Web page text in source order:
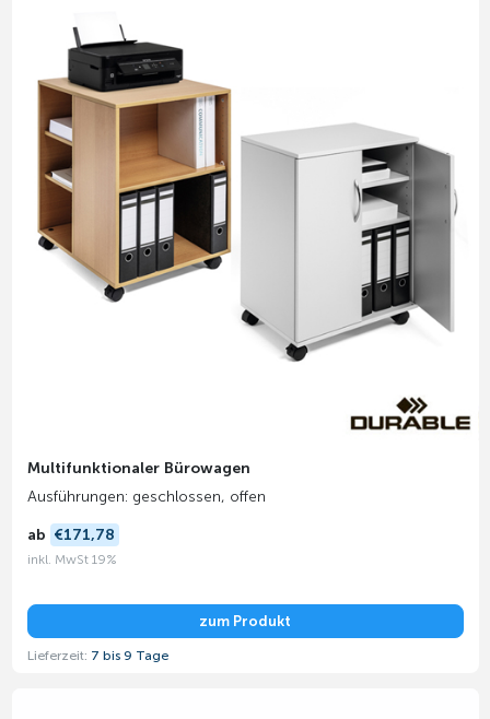
Multifunktionaler Bürowagen
Ausführungen: geschlossen, offen
ab €171,78
inkl. MwSt 19%
zum Produkt
Lieferzeit: 7 bis 9 Tage